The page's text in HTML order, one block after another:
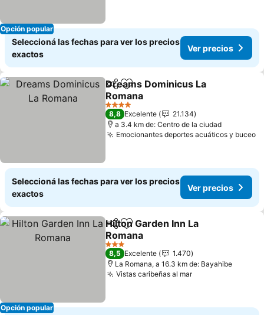
Opción popular
Seleccioná las fechas para ver los precios
exactos
Ver precios
CompartirAñadir a favoritos
Dreams Dominicus La
Romana
Ver precios
4 Estrellas
8,8 Excelente
21.134
a 3.4 km de: Centro de la ciudad
Emocionantes deportes acuáticos y buceo
Seleccioná las fechas para ver los precios
exactos
Ver precios
Opción popular
CompartirAñadir a favoritos
Hilton Garden Inn La
Romana
Ver precios
3 Estrellas
8,5 Excelente
1.470
La Romana, a 16.3 km de: Bayahibe
Vistas caribeñas al marVer precios